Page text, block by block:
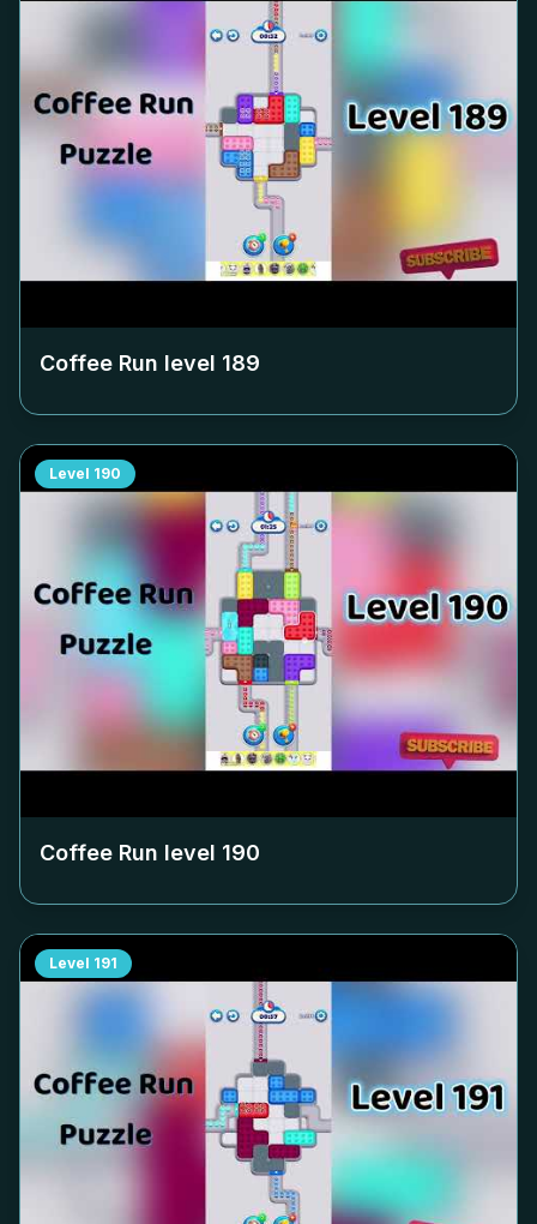
Coffee Run level 189
Level 190
Coffee Run level 190
Level 191